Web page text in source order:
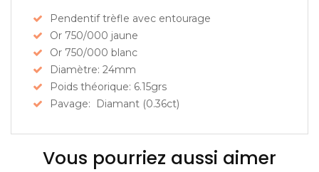
Pendentif trèfle avec entourage
Or 750/000 jaune
Or 750/000 blanc
Diamètre: 24mm
Poids théorique: 6.15grs
Pavage: Diamant (0.36ct)
Vous pourriez aussi aimer